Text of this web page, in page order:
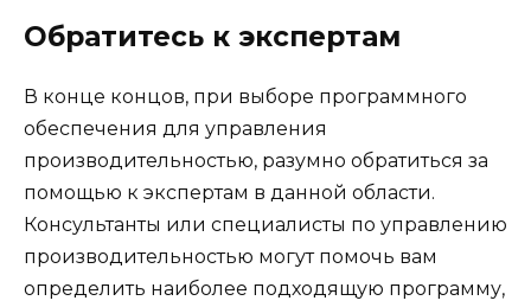
Обратитесь к экспертам
В конце концов, при выборе программного
обеспечения для управления
производительностью, разумно обратиться за
помощью к экспертам в данной области.
Консультанты или специалисты по управлению
производительностью могут помочь вам
определить наиболее подходящую программу,